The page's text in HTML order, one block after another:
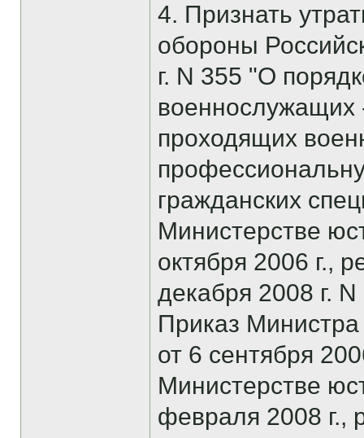
4. Признать
обороны
г. N 355 "О
военнослужащих
проходящих
гражданских
Министерстве
октября 2006 г.,
декабря 2008 г.
Приказ
от 6 сентября
Министерстве
февраля 2008 г.,